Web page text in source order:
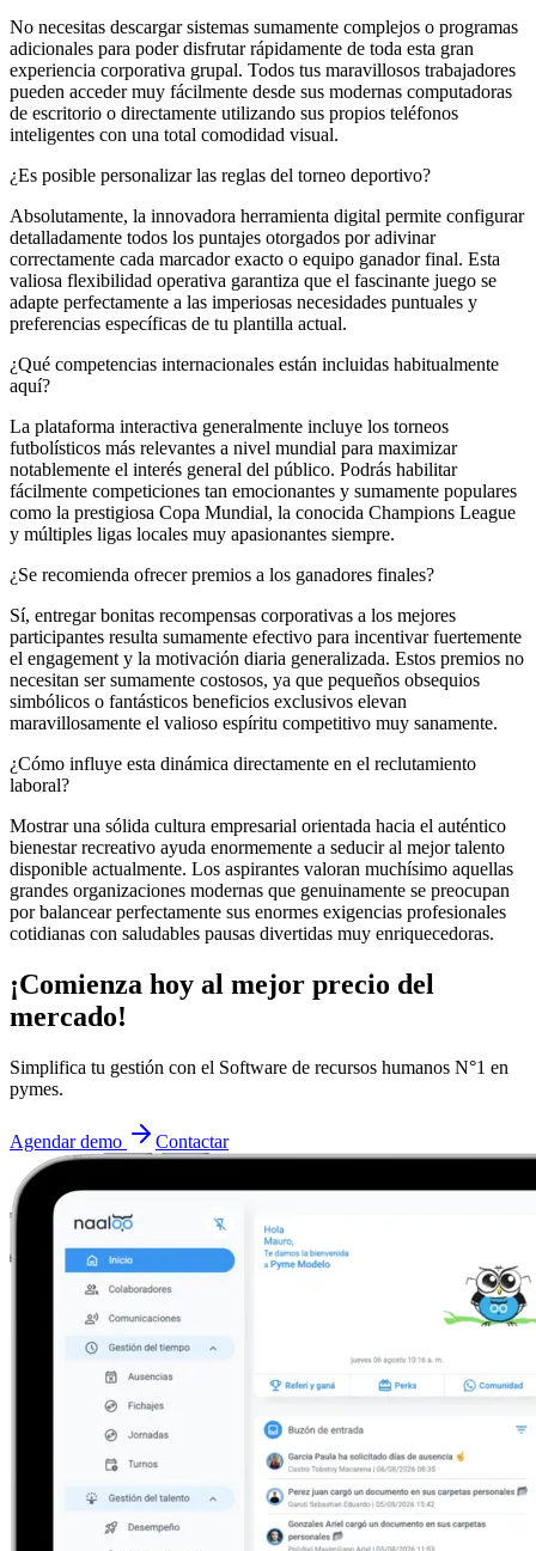
No necesitas descargar sistemas sumamente complejos o programas
adicionales para poder disfrutar rápidamente de toda esta gran
experiencia corporativa grupal. Todos tus maravillosos trabajadores
pueden acceder muy fácilmente desde sus modernas computadoras
de escritorio o directamente utilizando sus propios teléfonos
inteligentes con una total comodidad visual.
¿Es posible personalizar las reglas del torneo deportivo?
Absolutamente, la innovadora herramienta digital permite configurar
detalladamente todos los puntajes otorgados por adivinar
correctamente cada marcador exacto o equipo ganador final. Esta
valiosa flexibilidad operativa garantiza que el fascinante juego se
adapte perfectamente a las imperiosas necesidades puntuales y
preferencias específicas de tu plantilla actual.
¿Qué competencias internacionales están incluidas habitualmente
aquí?
La plataforma interactiva generalmente incluye los torneos
futbolísticos más relevantes a nivel mundial para maximizar
notablemente el interés general del público. Podrás habilitar
fácilmente competiciones tan emocionantes y sumamente populares
como la prestigiosa Copa Mundial, la conocida Champions League
y múltiples ligas locales muy apasionantes siempre.
¿Se recomienda ofrecer premios a los ganadores finales?
Sí, entregar bonitas recompensas corporativas a los mejores
participantes resulta sumamente efectivo para incentivar fuertemente
el engagement y la motivación diaria generalizada. Estos premios no
necesitan ser sumamente costosos, ya que pequeños obsequios
simbólicos o fantásticos beneficios exclusivos elevan
maravillosamente el valioso espíritu competitivo muy sanamente.
¿Cómo influye esta dinámica directamente en el reclutamiento
laboral?
Mostrar una sólida cultura empresarial orientada hacia el auténtico
bienestar recreativo ayuda enormemente a seducir al mejor talento
disponible actualmente. Los aspirantes valoran muchísimo aquellas
grandes organizaciones modernas que genuinamente se preocupan
por balancear perfectamente sus enormes exigencias profesionales
cotidianas con saludables pausas divertidas muy enriquecedoras.
¡Comienza hoy al mejor precio del
mercado!
Simplifica tu gestión con el Software de recursos humanos N°1 en
pymes.
Agendar demo Contactar